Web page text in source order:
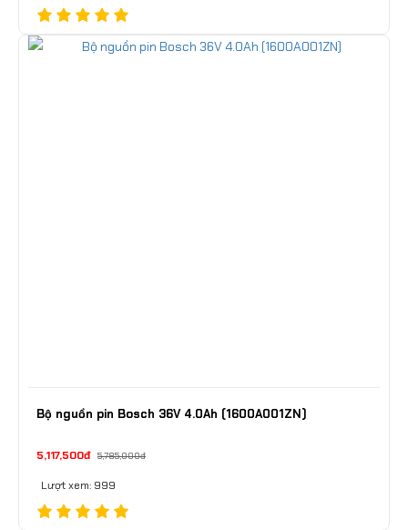
Bộ nguồn pin Bosch 36V 4.0Ah (1600A001ZN)
5,117,500đ 5,785,000đ
Lượt xem: 999